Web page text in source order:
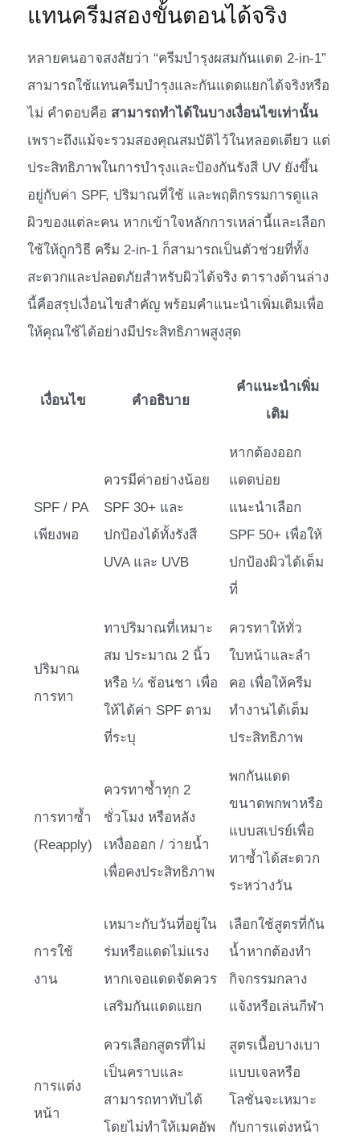
แทนครีมสองขั้นตอนได้จริง
หลายคนอาจสงสัยว่า “ครีมบำรุงผสมกันแดด 2-in-1”
สามารถใช้แทนครีมบำรุงและกันแดดแยกได้จริงหรือ
ไม่ คำตอบคือ สามารถทำได้ในบางเงื่อนไขเท่านั้น
เพราะถึงแม้จะรวมสองคุณสมบัติไว้ในหลอดเดียว แต่
ประสิทธิภาพในการบำรุงและป้องกันรังสี UV ยังขึ้น
อยู่กับค่า SPF, ปริมาณที่ใช้ และพฤติกรรมการดูแล
ผิวของแต่ละคน หากเข้าใจหลักการเหล่านี้และเลือก
ใช้ให้ถูกวิธี ครีม 2-in-1 ก็สามารถเป็นตัวช่วยที่ทั้ง
สะดวกและปลอดภัยสำหรับผิวได้จริง ตารางด้านล่าง
นี้คือสรุปเงื่อนไขสำคัญ พร้อมคำแนะนำเพิ่มเติมเพื่อ
ให้คุณใช้ได้อย่างมีประสิทธิภาพสูงสุด
เงื่อนไข คำอธิบาย
คำแนะนำเพิ่ม
เติม
SPF / PA
เพียงพอ
ควรมีค่าอย่างน้อย
SPF 30+ และ
ปกป้องได้ทั้งรังสี
UVA และ UVB
หากต้องออก
แดดบ่อย
แนะนำเลือก
SPF 50+ เพื่อให้
ปกป้องผิวได้เต็ม
ที่
ปริมาณ
การทา
ทาปริมาณที่เหมาะ
สม ประมาณ 2 นิ้ว
หรือ ¼ ช้อนชา เพื่อ
ให้ได้ค่า SPF ตาม
ที่ระบุ
ควรทาให้ทั่ว
ใบหน้าและลำ
คอ เพื่อให้ครีม
ทำงานได้เต็ม
ประสิทธิภาพ
การทาซ้ำ
(Reapply)
ควรทาซ้ำทุก 2
ชั่วโมง หรือหลัง
เหงื่อออก / ว่ายน้ำ
เพื่อคงประสิทธิภาพ
พกกันแดด
ขนาดพกพาหรือ
แบบสเปรย์เพื่อ
ทาซ้ำได้สะดวก
ระหว่างวัน
การใช้
งาน
เหมาะกับวันที่อยู่ใน
ร่มหรือแดดไม่แรง
หากเจอแดดจัดควร
เสริมกันแดดแยก
เลือกใช้สูตรที่กัน
น้ำหากต้องทำ
กิจกรรมกลาง
แจ้งหรือเล่นกีฬา
การแต่ง
หน้า
ควรเลือกสูตรที่ไม่
เป็นคราบและ
สามารถทาทับได้
โดยไม่ทำให้เมคอัพ
สูตรเนื้อบางเบา
แบบเจลหรือ
โลชั่นจะเหมาะ
กับการแต่งหน้า